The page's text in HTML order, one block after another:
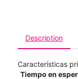
Description
Características
Tiempo en